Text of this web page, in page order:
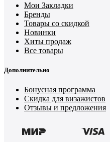
Мои Закладки
Бренды
Товары со скидкой
Новинки
Хиты продаж
Все товары
Дополнительно
Бонусная программа
Скидка для визажистов
Отзывы и предложения